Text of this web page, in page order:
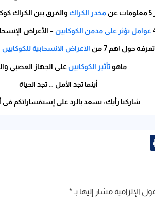
مخدر الكراك والفرق بين الكراك
عوامل تؤثر على مدمن الكوكايين – الأعراض
حول اهم 7 من الاعراض الانسحابية للكوكايين
ماهوتأثير الكوكايين على الجهاز العصبي
أينما تجد الأمل … تجد الحياة
شاركنا رأيك: نسعد بالرد على إستفساراتكم
الإلزامية مشار إليها بـ*